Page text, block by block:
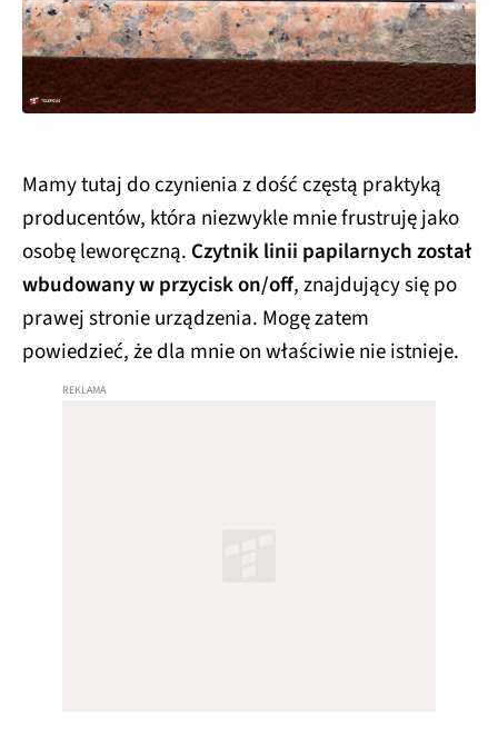
Mamy tutaj do czynienia z dość częstą praktyką
producentów, która niezwykle mnie frustruję jako
osobę leworęczną. Czytnik linii papilarnych został
wbudowany w przycisk on/off, znajdujący się po
prawej stronie urządzenia. Mogę zatem
powiedzieć, że dla mnie on właściwie nie istnieje.